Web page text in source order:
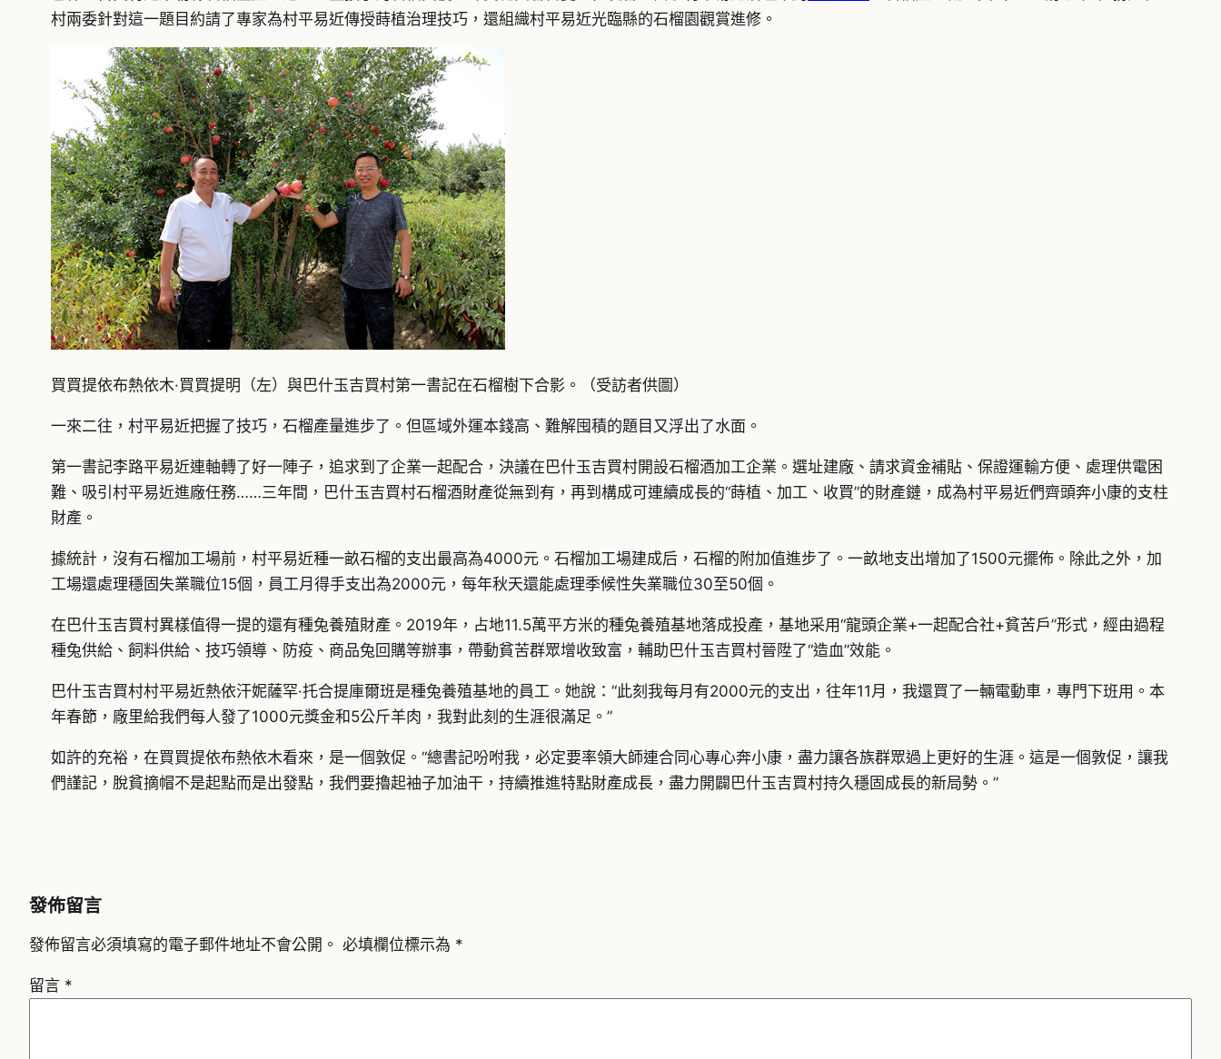
村兩委針對這一題目約請了專家為村平易近傳授蒔植治理技巧，還組織村平易近光臨縣的石榴園觀賞進修。
買買提依布熱依木·買買提明（左）與巴什玉吉買村第一書記在石榴樹下合影。（受訪者供圖）
一來二往，村平易近把握了技巧，石榴產量進步了。但區域外運本錢高、難解囤積的題目又浮出了水面。
第一書記李路平易近連軸轉了好一陣子，追求到了企業一起配合，決議在巴什玉吉買村開設石榴酒加工企業。選址建廠、請求資金補貼、保證運輸方便、處理供電困
難、吸引村平易近進廠任務……三年間，巴什玉吉買村石榴酒財產從無到有，再到構成可連續成長的“蒔植、加工、收買”的財產鏈，成為村平易近們齊頭奔小康的支柱
財產。
據統計，沒有石榴加工場前，村平易近種一畝石榴的支出最高為4000元。石榴加工場建成后，石榴的附加值進步了。一畝地支出增加了1500元擺佈。除此之外，加
工場還處理穩固失業職位15個，員工月得手支出為2000元，每年秋天還能處理季候性失業職位30至50個。
在巴什玉吉買村異樣值得一提的還有種兔養殖財產。2019年，占地11.5萬平方米的種兔養殖基地落成投產，基地采用“龍頭企業+一起配合社+貧苦戶”形式，經由過程
種兔供給、飼料供給、技巧領導、防疫、商品兔回購等辦事，帶動貧苦群眾增收致富，輔助巴什玉吉買村晉陞了“造血”效能。
巴什玉吉買村村平易近熱依汗妮薩罕·托合提庫爾班是種兔養殖基地的員工。她說：“此刻我每月有2000元的支出，往年11月，我還買了一輛電動車，專門下班用。本
年春節，廠里給我們每人發了1000元獎金和5公斤羊肉，我對此刻的生涯很滿足。”
如許的充裕，在買買提依布熱依木看來，是一個敦促。“總書記吩咐我，必定要率領大師連合同心專心奔小康，盡力讓各族群眾過上更好的生涯。這是一個敦促，讓我
們謹記，脫貧摘帽不是起點而是出發點，我們要擼起袖子加油干，持續推進特點財產成長，盡力開闢巴什玉吉買村持久穩固成長的新局勢。”
發佈留言
發佈留言必須填寫的電子郵件地址不會公開。 必填欄位標示為 *
留言 *